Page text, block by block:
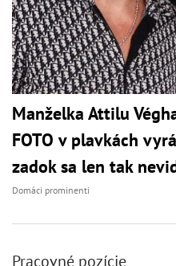
Manželka Attilu
FOTO v plavkách
zadok sa len tak
Domáci prominenti
Pracovné pozície